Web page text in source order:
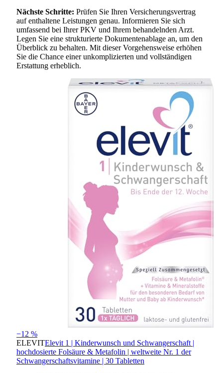
Nächste Schritte: Prüfen Sie Ihren Versicherungsvertrag
auf enthaltene Leistungen genau. Informieren Sie sich
umfassend bei Ihrer PKV und Ihrem behandelnden Arzt.
Legen Sie eine strukturierte Dokumentenablage an, um den
Überblick zu behalten. Mit dieser Vorgehensweise erhöhen
Sie die Chance einer unkomplizierten und vollständigen
Erstattung erheblich.
−12 %
ELEVITElevit 1 | Kinderwunsch und Schwangerschaft |
hochdosierte Folsäure & Metafolin | weltweite Nr. 1 der
Schwangerschaftsvitamine | 30 Tabletten